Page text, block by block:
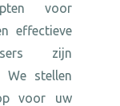
voor
effectieve
zijn
We stellen
voor uw